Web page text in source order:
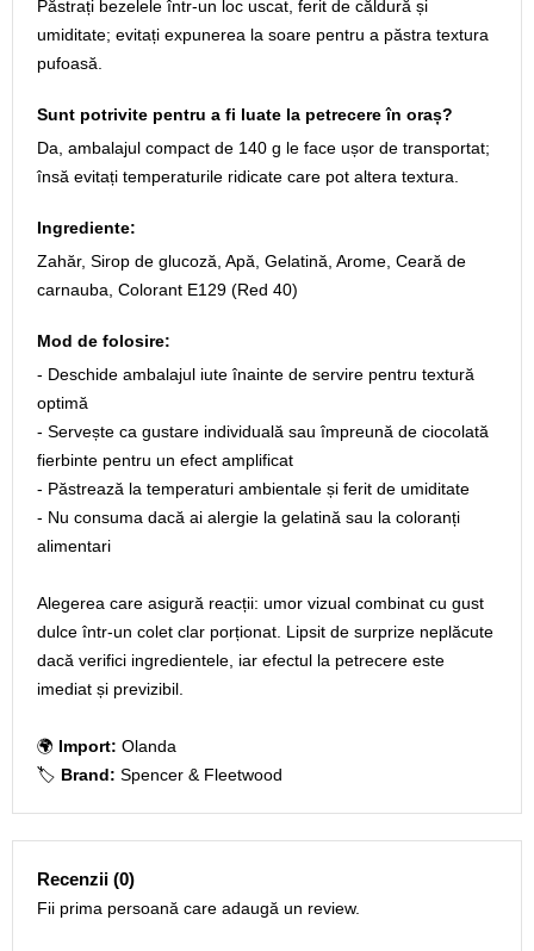
Păstrați bezelele într-un loc uscat, ferit de căldură și
umiditate; evitați expunerea la soare pentru a păstra textura
pufoasă.
Sunt potrivite pentru a fi luate la petrecere în oraș?
Da, ambalajul compact de 140 g le face ușor de transportat;
însă evitați temperaturile ridicate care pot altera textura.
Ingrediente:
Zahăr, Sirop de glucoză, Apă, Gelatină, Arome, Ceară de
carnauba, Colorant E129 (Red 40)
Mod de folosire:
- Deschide ambalajul iute înainte de servire pentru textură
optimă
- Servește ca gustare individuală sau împreună de ciocolată
fierbinte pentru un efect amplificat
- Păstrează la temperaturi ambientale și ferit de umiditate
- Nu consuma dacă ai alergie la gelatină sau la coloranți
alimentari
Alegerea care asigură reacții: umor vizual combinat cu gust
dulce într-un colet clar porționat. Lipsit de surprize neplăcute
dacă verifici ingredientele, iar efectul la petrecere este
imediat și previzibil.
🌍 Import: Olanda
🏷️ Brand: Spencer & Fleetwood
Recenzii (0)
Fii prima persoană care adaugă un review.